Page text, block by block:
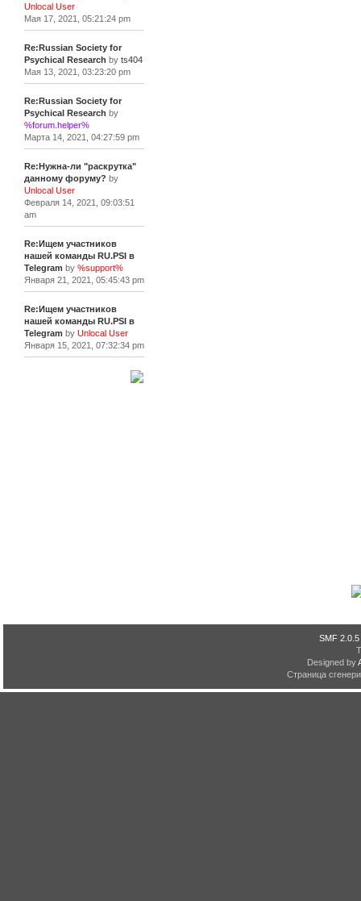
Unlocal User
Мая 17, 2021, 05:21:24 pm
Re:Russian Society for
Psychical Research by ts404
Мая 13, 2021, 03:23:20 pm
Re:Russian Society for
Psychical Research by
%forum.helper%
Марта 14, 2021, 04:27:59 pm
Re:Нужна-ли "раскрутка"
данному форуму? by
Unlocal User
Февраля 14, 2021, 09:03:51
am
Re:Ищем участников
нашей команды RU.PSI в
Telegram by %support%
Января 21, 2021, 05:45:43 pm
Re:Ищем участников
нашей команды RU.PSI в
Telegram by Unlocal User
Января 15, 2021, 07:32:34 pm
SMF 2.0.5
Designed by
Страница